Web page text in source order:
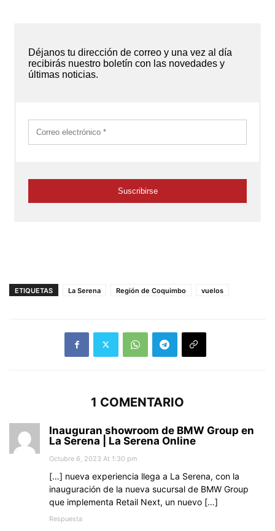
ETIQUETAS La Serena Región de Coquimbo vuelos
1 COMENTARIO
Inauguran showroom de BMW Group en
La Serena | La Serena Online
Octubre 6, 2023 At 1:30 pm
[…] nueva experiencia llega a La Serena, con la
inauguración de la nueva sucursal de BMW Group
que implementa Retail Next, un nuevo […]
Respuesta